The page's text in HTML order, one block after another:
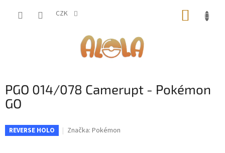
CZK
PGO 014/078 Camerupt - Pokémon
GO
REVERSE HOLO Značka: Pokémon